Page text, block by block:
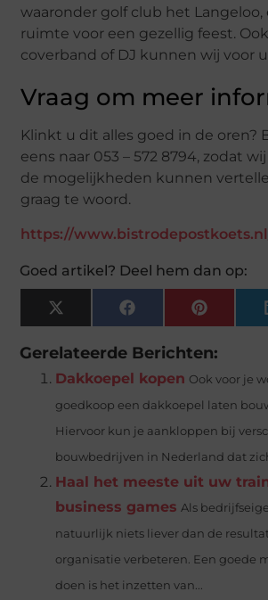
waaronder golf club het Langeloo,
ruimte voor een gezellig feest.
coverband of DJ kunnen wij voor
Vraag om meer
Klinkt u dit alles goed in de oren?
eens naar 053 – 572 8794, zodat
de mogelijkheden kunnen
graag te woord.
https://
Goed artikel? Deel hem dan op:
X
(Twitter)
Facebook Pinterest
Gerelateerde Berichten:
Dakkoepel kopen Ook voor je
goedkoop een dakkoepel laten
Hiervoor kun je aankloppen bij
bouwbedrijven in Nederland dat
Haal het meeste uit uw
business games Als
natuurlijk niets liever dan de
organisatie verbeteren. Een goede
doen is het inzetten van...